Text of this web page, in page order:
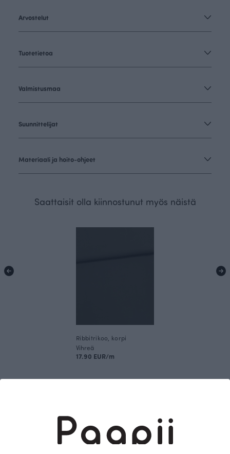
Arvostelut
Tuotetietoa
Valmistusmaa
Suunnittelijat
Materiaali ja hoito-ohjeet
Saattaisit olla kiinnostunut myös näistä
Ribbitrikoo, korpi
Vihreä
17.90 EUR/m